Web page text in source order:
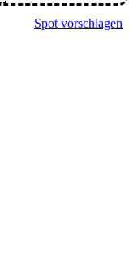
Spot vorschlagen